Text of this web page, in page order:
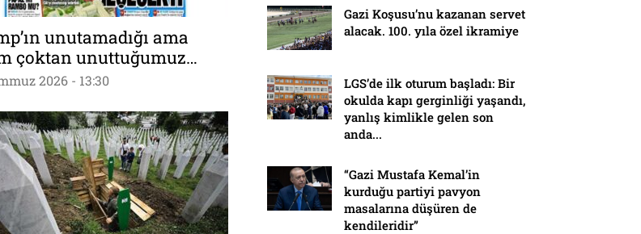
unutamadığı ama
çoktan unuttuğumuz…
2026 - 13:30
Gazi Koşusu’nu kazanan servet
alacak. 100. yıla özel ikramiye
LGS’de ilk oturum başladı: Bir
okulda kapı gerginliği yaşandı,
yanlış kimlikle gelen son
anda...
“Gazi Mustafa Kemal’in
kurduğu partiyi pavyon
masalarına düşüren de
kendileridir”